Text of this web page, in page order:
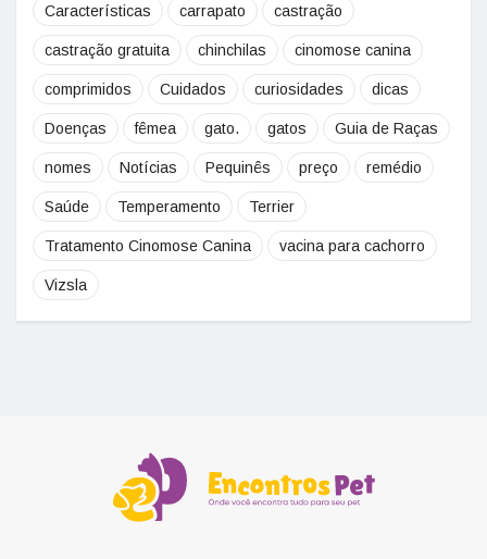
Características carrapato castração
castração gratuita chinchilas cinomose canina
comprimidos Cuidados curiosidades dicas
Doenças fêmea gato. gatos Guia de Raças
nomes Notícias Pequinês preço remédio
Saúde Temperamento Terrier
Tratamento Cinomose Canina vacina para cachorro
Vizsla